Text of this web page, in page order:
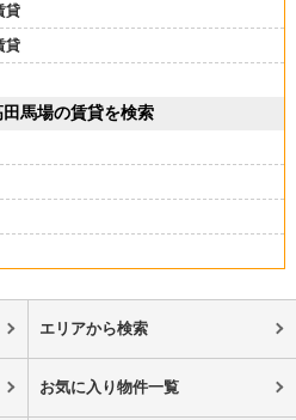
貸
貸
馬場の賃貸を検索
エリアから検索
お気に入り物件一覧